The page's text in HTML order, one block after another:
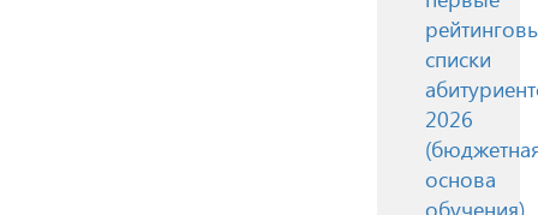
списки
2026
основа
обучения)